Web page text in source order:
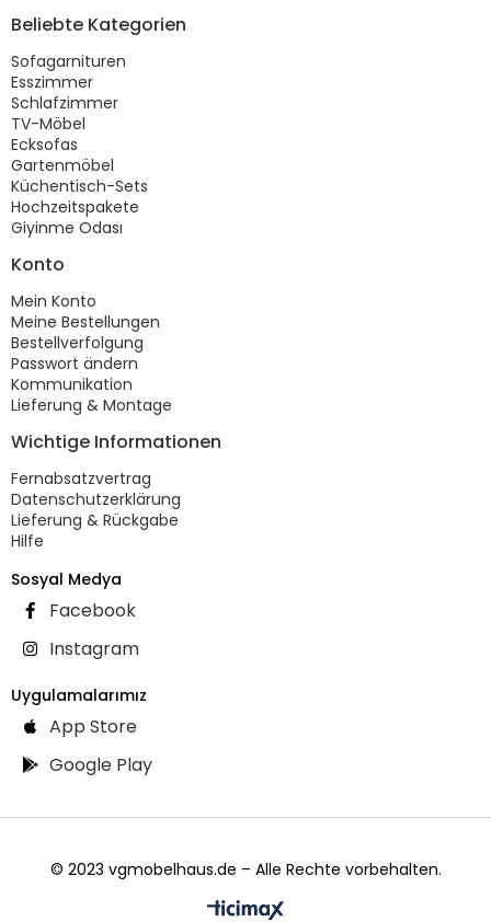
Beliebte Kategorien
Sofagarnituren
Esszimmer
Schlafzimmer
TV-Möbel
Ecksofas
Gartenmöbel
Küchentisch-Sets
Hochzeitspakete
Giyinme Odası
Konto
Mein Konto
Meine Bestellungen
Bestellverfolgung
Passwort ändern
Kommunikation
Lieferung & Montage
Wichtige Informationen
Fernabsatzvertrag
Datenschutzerklärung
Lieferung & Rückgabe
Hilfe
Sosyal Medya
Facebook
Instagram
Uygulamalarımız
App Store
Google Play
© 2023 vgmobelhaus.de – Alle Rechte vorbehalten.